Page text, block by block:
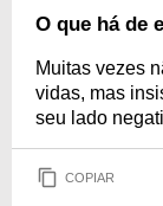
O que há de
Muitas vezes
vidas, mas
seu lado
COPIAR